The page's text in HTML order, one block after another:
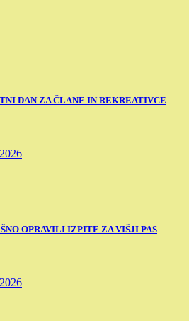
DAN ZA ČLANE IN REKREATIVCE
OPRAVILI IZPITE ZA VIŠJI PAS